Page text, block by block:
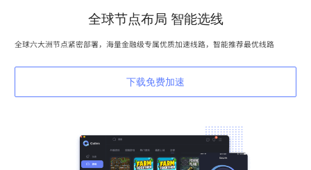
全球节点布局 智能选线
全球六大洲节点紧密部署，海量金融级专属优质加速线路，智能推荐最优线路
下载免费加速